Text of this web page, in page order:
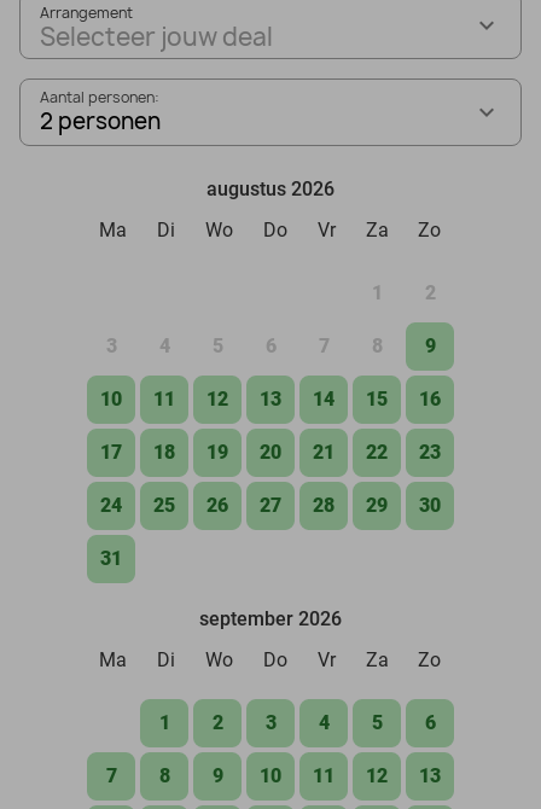
Arrangement
Selecteer jouw deal
Aantal personen:
2 personen
augustus 2026
Ma
Di Wo Do Vr Za Zo
1 2
3 4 5 6 7 8 9
10 11 12 13 14 15 16
17 18 19 20 21 22 23
24 25 26 27 28 29 30
31
september 2026
Ma
Di Wo Do Vr Za Zo
1 2 3 4 5 6
7 8 9 10 11 12 13